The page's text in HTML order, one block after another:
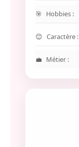
Hobbies :
Caractère :
Métier :